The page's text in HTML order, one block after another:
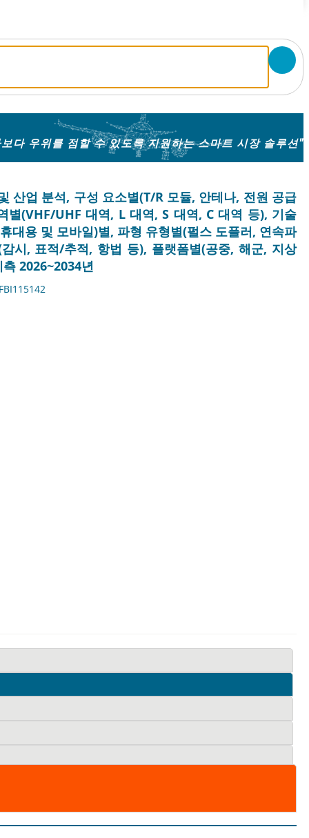
다 우위를 점할 수 있도록 지원하는 스마트 시장 솔루션"
산업 분석, 구성 요소별(T/R 모듈, 안테나, 전원 공급
별(VHF/UHF 대역, L 대역, S 대역, C 대역 등), 기술
대용 및 모바일)별, 파형 유형별(펄스 도플러, 연속파
시, 표적/추적, 항법 등), 플랫폼별(공중, 해군, 지상
2026~2034년